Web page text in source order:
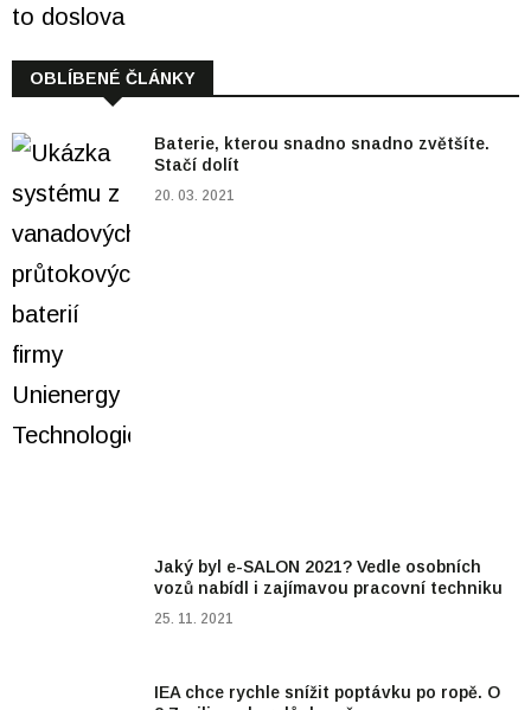
OBLÍBENÉ ČLÁNKY
Baterie, kterou snadno snadno zvětšíte.
Stačí dolít
20. 03. 2021
Jaký byl e-SALON 2021? Vedle osobních
vozů nabídl i zajímavou pracovní techniku
25. 11. 2021
IEA chce rychle snížit poptávku po ropě. O